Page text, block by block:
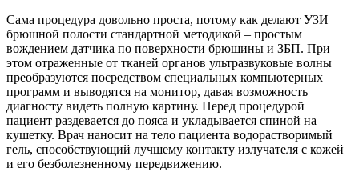
Сама процедура довольно проста, потому как делают УЗИ
брюшной полости стандартной методикой – простым
вождением датчика по поверхности брюшины и ЗБП. При
этом отраженные от тканей органов ультразвуковые волны
преобразуются посредством специальных компьютерных
программ и выводятся на монитор, давая возможность
диагносту видеть полную картину. Перед процедурой
пациент раздевается до пояса и укладывается спиной на
кушетку. Врач наносит на тело пациента водорастворимый
гель, способствующий лучшему контакту излучателя с кожей
и его безболезненному передвижению.